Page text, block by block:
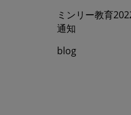
ミンリー教育
通知
blog